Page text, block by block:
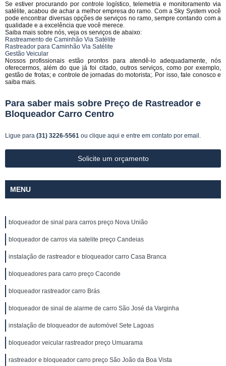
Se estiver procurando por controle logístico, telemetria e monitoramento via
satélite, acabou de achar a melhor empresa do ramo. Com a Sky System você
pode encontrar diversas opções de serviços no ramo, sempre contando com a
qualidade e a excelência que você merece.
Saiba mais sobre nós, veja os serviços de abaixo:
Rastreamento de Caminhão Via Satélite
Rastreador para Caminhão Via Satélite
Gestão Veicular
Nossos profissionais estão prontos para atendê-lo adequadamente, nós
oferecermos, além do que já foi citado, outros serviços, como por exemplo,
gestão de frotas; e controle de jornadas do motorista;. Por isso, fale conosco e
saiba mais.
Para saber mais sobre Preço de Rastreador e
Bloqueador Carro Centro
Ligue para (31) 3226-5561 ou clique aqui e entre em contato por email.
Solicite um orçamento
MENU
bloqueador de sinal para carros preço Nova União
bloqueador de carros via satelite preço Candeias
instalação de rastreador e bloqueador carro Casa Branca
bloqueadores para carro preço Caconde
bloqueador rastreador carro Brás
bloqueador de sinal de alarme de carro São José da Varginha
instalação de bloqueador de automóvel Sete Lagoas
bloqueador veicular rastreador preço Umuarama
rastreador e bloqueador carro preço São João da Boa Vista